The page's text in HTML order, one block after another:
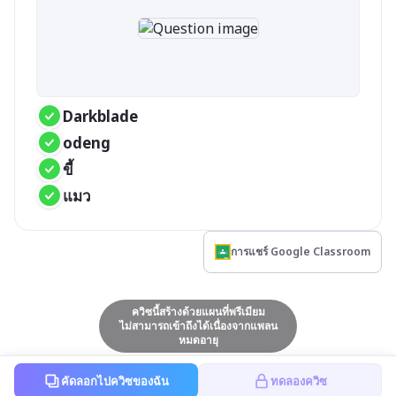
Darkblade
odeng
ขี้
แมว
การแชร์ Google Classroom
ควิซนี้สร้างด้วยแผนที่พรีเมียม
ไม่สามารถเข้าถึงได้เนื่องจากแพลน
หมดอายุ
คัดลอกไปควิซของฉัน ทดลองควิซ